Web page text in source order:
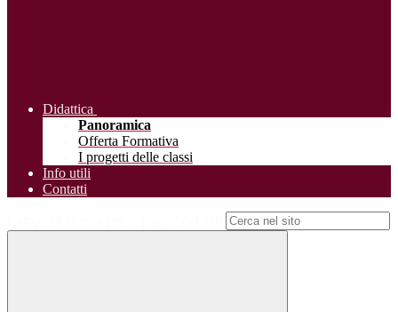
Didattica
Panoramica
Offerta Formativa
I progetti delle classi
Info utili
Contatti